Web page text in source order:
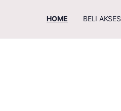
HOME BELI AKSES